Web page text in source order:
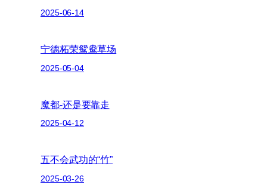
2025-06-14
宁德柘荣鸳鸯草场
2025-05-04
魔都-还是要靠走
2025-04-12
五不会武功的“竹”
2025-03-26